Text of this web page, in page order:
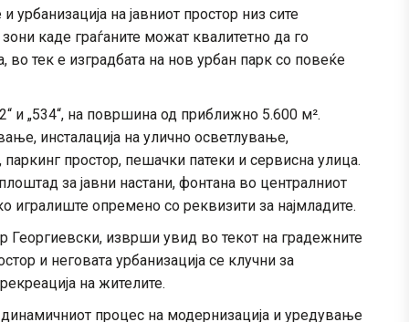
на јавниот простор низ сите
каде граѓаните можат квалитетно да го
тек е изградбата на нов урбан парк со повеќе
и „534“, на површина од приближно 5.600 м².
инсталација на улично осветлување,
простор, пешачки патеки и сервисна улица.
за јавни настани, фонтана во централниот
игралиште опремено со реквизити за најмладите.
Георгиевски, изврши увид во текот на градежните
и неговата урбанизација се клучни за
на жителите.
процес на модернизација и уредување